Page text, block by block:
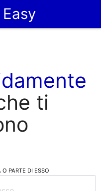
ti
O PARTE DI ESSO